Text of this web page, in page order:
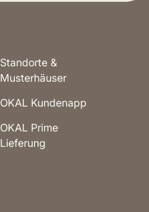
Standorte &
Musterhäuser
OKAL Kundenapp
OKAL Prime
Lieferung